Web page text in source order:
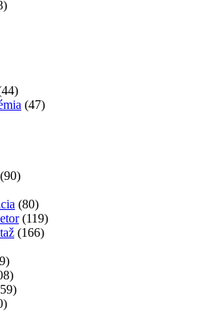
(47)
(90)
(80)
(119)
(166)